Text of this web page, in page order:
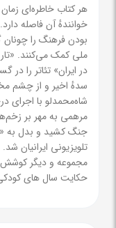
هر کتاب خاطره‌ای
خوانندهٔ آن فاصله
بودن فرهنگ را چونان
ملی کمک می‌کنند.
در ایران» تئاتر را در
سدهٔ اخیر و از چشم
شاه‌محمدلو با اجرای
مرهمی به مهر بر
جنگ کشید و بدل به
تلویزیونی ایرانیان
مجموعه و دیگر
حکایت سال های